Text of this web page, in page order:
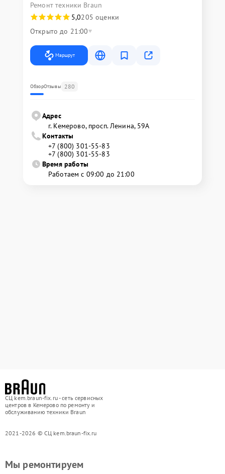
Ремонт техники Braun
5,0205 оценки
Открыто до 21:00
Маршрут
ОбзорОтзывы 280
Адрес
г. Кемерово, просп. Ленина, 59А
Контакты
+7 (800) 301-55-83
+7 (800) 301-55-83
Время работы
Работаем с 09:00 до 21:00
СЦ kem.braun-fix.ru - сеть сервисных
центров в Кемерово по ремонту и
обслуживанию техники Braun
2021-2026 © СЦ kem.braun-fix.ru
Мы ремонтируем